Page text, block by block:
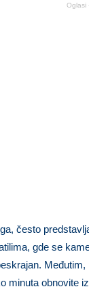
Oglasi
često
gde se
minuta obnovite